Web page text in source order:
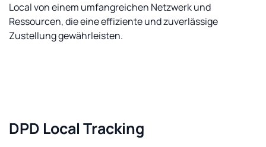
Local von einem umfangreichen Netzwerk und
Ressourcen, die eine effiziente und zuverlässige
Zustellung gewährleisten.
DPD Local Tracking